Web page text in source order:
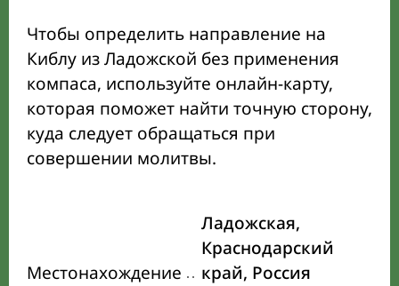
Чтобы определить направление на
Киблу из Ладожской без применения
компаса, используйте онлайн-карту,
которая поможет найти точную сторону,
куда следует обращаться при
совершении молитвы.
Местонахождение
Ладожская,
Краснодарский
край, Россия